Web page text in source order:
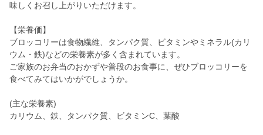
味しくお召し上がりいただけます。
【栄養価】
ブロッコリーは食物繊維、タンパク質、ビタミンやミネラル(カリ
ウム・鉄)などの栄養素が多く含まれています。
ご家族のお弁当のおかずや普段のお食事に、ぜひブロッコリーを
食べてみてはいかがでしょうか。
(主な栄養素)
カリウム、鉄、タンパク質、ビタミンC、葉酸